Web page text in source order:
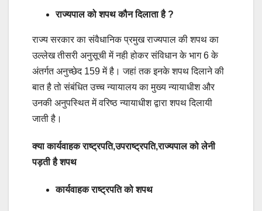
राज्यपाल को शपथ कौन दिलाता है ?
राज्य सरकार का संवैधानिक प्रमुख राज्यपाल की शपथ का
उल्लेख तीसरी अनुसूची में नही होकर संविधान के भाग 6 के
अंतर्गत अनुच्छेद 159 में है। जहां तक इनके शपथ दिलाने की
बात है तो संबंधित उच्च न्यायालय का मुख्य न्यायाधीश और
उनकी अनुपस्थित में वरिष्ठ न्यायाधीश द्वारा शपथ दिलायी
जाती है।
क्या कार्यवाहक राष्ट्रपति,उपराष्ट्रपति,राज्यपाल को लेनी
पड़ती है शपथ
कार्यवाहक राष्ट्रपति को शपथ